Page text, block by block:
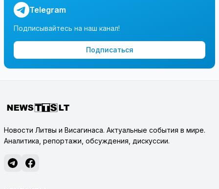
Telegram
Подписывайтесь на наш канал!
Подписаться
Новости Литвы и Висагинаса. Актуальные события в мире.
Аналитика, репортажи, обсуждения, дискуссии.